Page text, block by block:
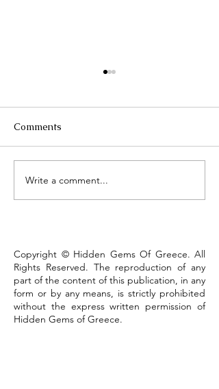
Lake Kastoria, the walk
that defines the town
Comments
Write a comment...
Copyright © Hidden Gems Of Greece. All
Rights Reserved. The reproduction of any
part of the content of this publication, in any
form or by any means, is strictly prohibited
without the express written permission of
Hidden Gems of Greece.